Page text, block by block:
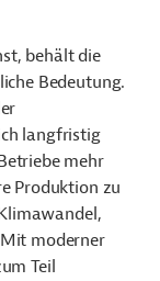
behält die
Bedeutung.
langfristig
mehr
Produktion zu
moderner
Teil